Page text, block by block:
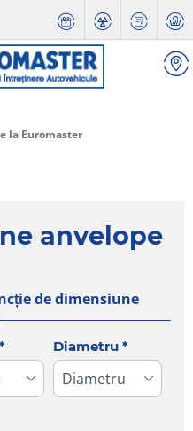
la Euromaster
anvelope
de dimensiune
în funcție de dimensiune
* Diametru*